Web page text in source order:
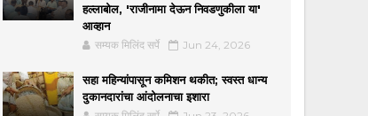
हल्लाबोल, 'राजीनामा देऊन निवडणुकीला या'
आव्हान
सम्यक मिलिंद सर्पे Jun 24, 2026
सहा महिन्यांपासून कमिशन थकीत; स्वस्त धान्य
दुकानदारांचा आंदोलनाचा इशारा